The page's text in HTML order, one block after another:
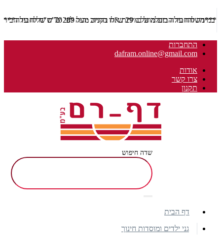
***משלוח עד הבית מוזל ב- 29 ש"ח בקניה מעל 289 ש"ח שליח עד הבית ***
התחברות
dafram.online@gmail.com
אודות
צרו קשר
תקנון
שדה חיפוש
דף הבית
גני ילדים ומוסדות חינוך